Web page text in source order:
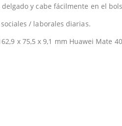
y cabe fácilmente en el
/ laborales diarias.
x 75,5 x 9,1 mm Huawei Mate